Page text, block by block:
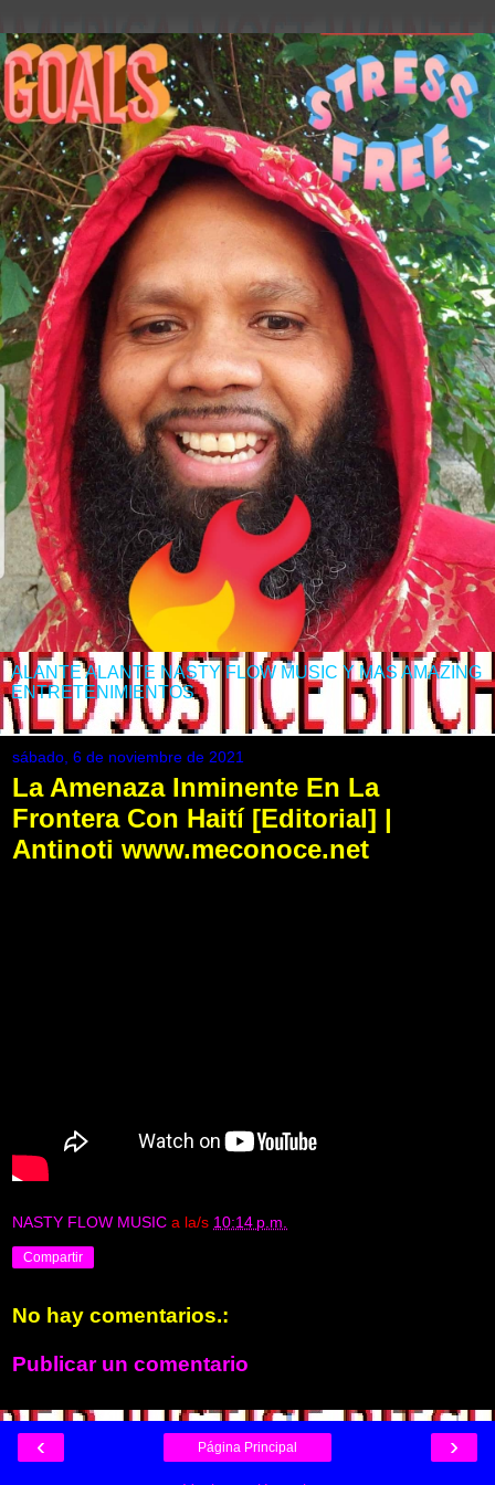
ALANTE ALANTE NASTY FLOW MUSIC Y MAS AMAZING
ENTRETENIMIENTOS
sábado, 6 de noviembre de 2021
La Amenaza Inminente En La
Frontera Con Haití [Editorial] |
Antinoti www.meconoce.net
NASTY FLOW MUSIC a la/s 10:14 p.m.
Compartir
No hay comentarios.:
Publicar un comentario
‹ ›
Página Principal